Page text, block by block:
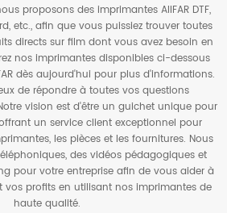
proposons des imprimantes AIIFAR DTF,
etc., afin que vous puissiez trouver toutes
directs sur film dont vous avez besoin en
nos imprimantes disponibles ci-dessous
dès aujourd'hui pour plus d'informations.
de répondre à toutes vos questions
vision est d'être un guichet unique pour
un service client exceptionnel pour
les pièces et les fournitures. Nous
des vidéos pédagogiques et
pour votre entreprise afin de vous aider à
vos profits en utilisant nos imprimantes de
haute qualité.